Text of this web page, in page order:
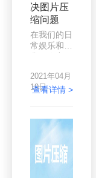
享一些具体
的操作技
巧。
决图片压
缩问题
在我们的日
常娱乐和日
到很多照
片，当然也
辑文章时，
一般采用图
文结合的方
式，需要将
照片上传到
2021年04月
19日
查看详情 >